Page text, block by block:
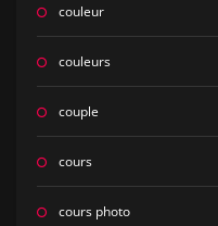
couleur
couleurs
couple
cours
cours photo